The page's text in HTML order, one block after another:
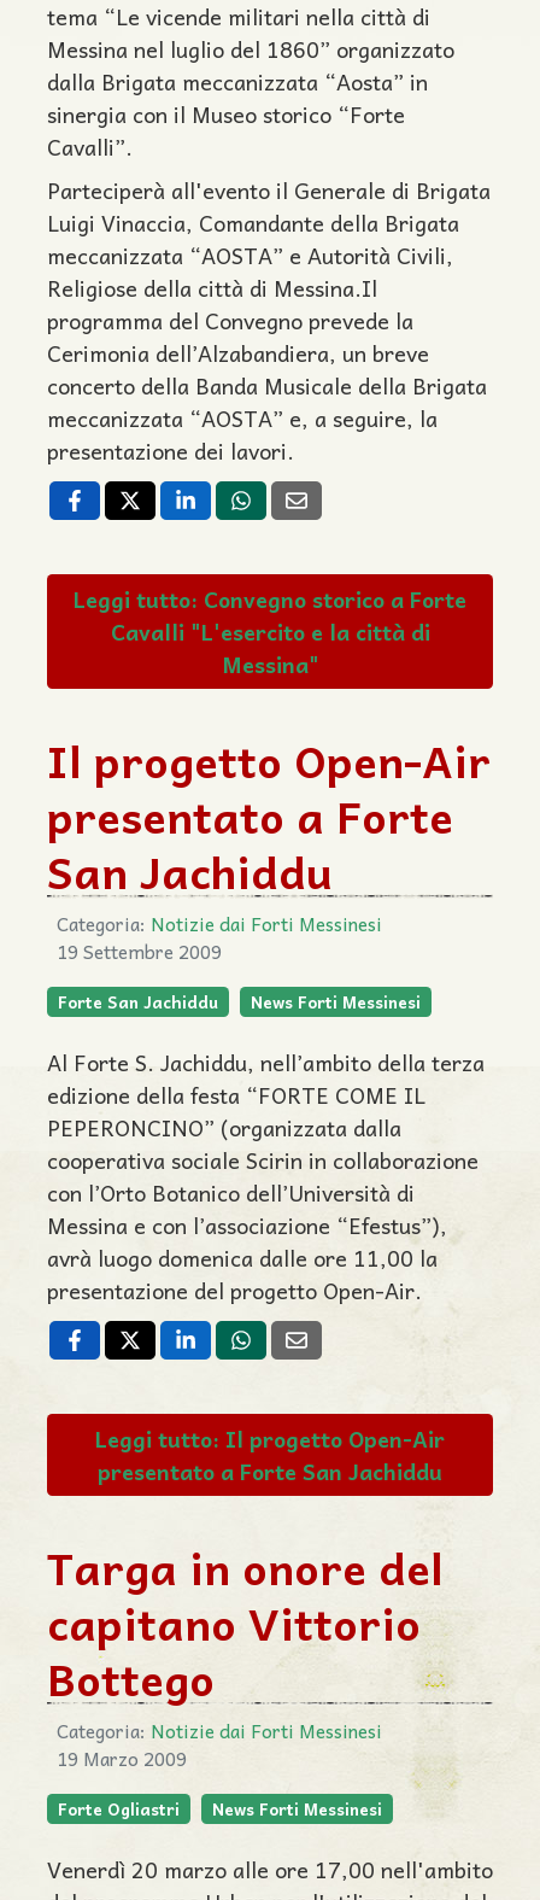
tema “Le vicende militari nella città di
Messina nel luglio del 1860” organizzato
dalla Brigata meccanizzata “Aosta” in
sinergia con il Museo storico “Forte
Cavalli”.
Parteciperà all'evento il Generale di Brigata
Luigi Vinaccia, Comandante della Brigata
meccanizzata “AOSTA” e Autorità Civili,
Religiose della città di Messina.Il
programma del Convegno prevede la
Cerimonia dell’Alzabandiera, un breve
concerto della Banda Musicale della Brigata
meccanizzata “AOSTA” e, a seguire, la
presentazione dei lavori.
Leggi tutto: Convegno storico a Forte
Cavalli "L'esercito e la città di
Messina"
Il progetto Open-Air
presentato a Forte
San Jachiddu
Categoria: Notizie dai Forti Messinesi
19 Settembre 2009
Forte San Jachiddu News Forti Messinesi
Al Forte S. Jachiddu, nell’ambito della terza
edizione della festa “FORTE COME IL
PEPERONCINO” (organizzata dalla
cooperativa sociale Scirin in collaborazione
con l’Orto Botanico dell’Università di
Messina e con l’associazione “Efestus”),
avrà luogo domenica dalle ore 11,00 la
presentazione del progetto Open-Air.
Leggi tutto: Il progetto Open-Air
presentato a Forte San Jachiddu
Targa in onore del
capitano Vittorio
Bottego
Categoria: Notizie dai Forti Messinesi
19 Marzo 2009
Forte Ogliastri News Forti Messinesi
Venerdì 20 marzo alle ore 17,00 nell'ambito